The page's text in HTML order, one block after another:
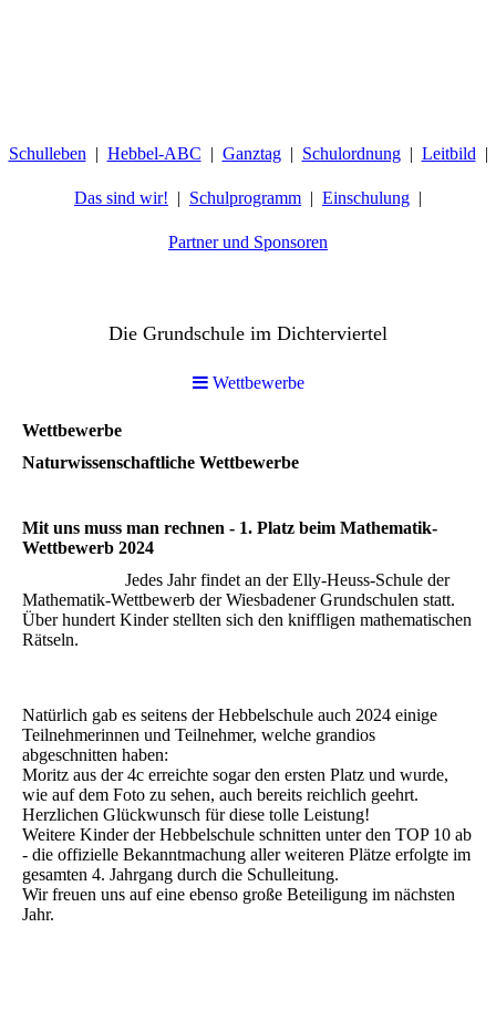
Schulleben Hebbel-ABC Ganztag Schulordnung Leitbild
Das sind wir! Schulprogramm Einschulung
Partner und Sponsoren
Die Grundschule im Dichterviertel
Wettbewerbe
Wettbewerbe
Naturwissenschaftliche Wettbewerbe
Mit uns muss man rechnen - 1. Platz beim Mathematik-
Wettbewerb 2024
Jedes Jahr findet an der Elly-Heuss-Schule der
Mathematik-Wettbewerb der Wiesbadener Grundschulen statt.
Über hundert Kinder stellten sich den kniffligen mathematischen
Rätseln.
Natürlich gab es seitens der Hebbelschule auch 2024 einige
Teilnehmerinnen und Teilnehmer, welche grandios
abgeschnitten haben:
Moritz aus der 4c erreichte sogar den ersten Platz und wurde,
wie auf dem Foto zu sehen, auch bereits reichlich geehrt.
Herzlichen Glückwunsch für diese tolle Leistung!
Weitere Kinder der Hebbelschule schnitten unter den TOP 10 ab
- die offizielle Bekanntmachung aller weiteren Plätze erfolgte im
gesamten 4. Jahrgang durch die Schulleitung.
Wir freuen uns auf eine ebenso große Beteiligung im nächsten
Jahr.